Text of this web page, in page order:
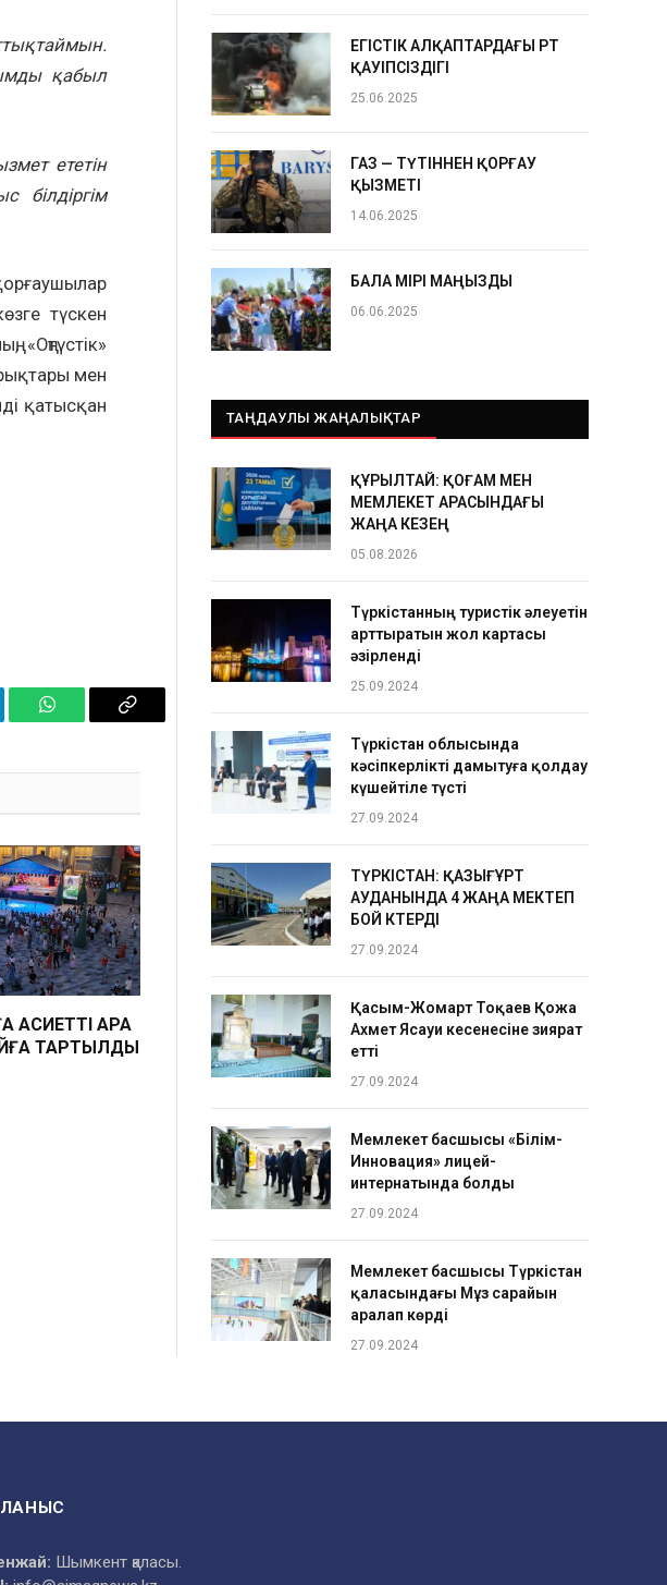
дықабыл
ететін
білдіргім
түскен
«Оңтүстік»
мен
қатысқан
WhatsAppCopy
ҚАРА
ТАРТЫЛДЫ
ЕГІСТІК АЛҚАПТАРДАҒЫ ӨРТ
ҚАУІПСІЗДІГІ
25.06.2025
ГАЗ — ТҮТІННЕН ҚОРҒАУ
ҚЫЗМЕТІ
14.06.2025
БАЛА ӨМІРІ МАҢЫЗДЫ
06.06.2025
ТАҢДАУЛЫ ЖАҢАЛЫҚТАР
ҚҰРЫЛТАЙ: ҚОҒАМ МЕН
МЕМЛЕКЕТ АРАСЫНДАҒЫ
ЖАҢА КЕЗЕҢ
05.08.2026
Түркістанның туристік әлеуетін
арттыратын жол картасы
әзірленді
25.09.2024
Түркістан облысында
кәсіпкерлікті дамытуға қолдау
күшейтіле түсті
27.09.2024
ТҮРКІСТАН: ҚАЗЫҒҰРТ
АУДАНЫНДА 4 ЖАҢА МЕКТЕП
БОЙ КӨТЕРДІ
27.09.2024
Қасым-Жомарт Тоқаев Қожа
Ахмет Ясауи кесенесіне зиярат
етті
27.09.2024
Мемлекет басшысы «Білім-
Инновация» лицей-
интернатында болды
27.09.2024
Мемлекет басшысы Түркістан
қаласындағы Мұз сарайын
аралап көрді
27.09.2024
Шымкент қаласы.